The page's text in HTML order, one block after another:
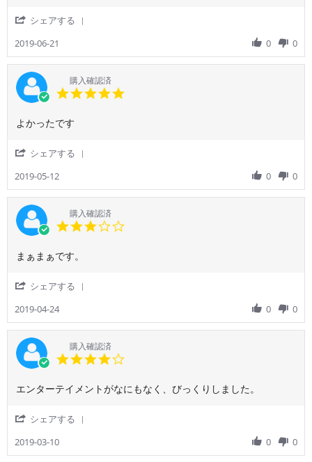
on
21
Jun
2019
載
の
氏
名
の
誤
記
シェアする
by
ご
利
用
者
2019-06-21 0 0
購入確認済
Review
ご
利
者
様
on
12
May
2019
review
よ
か
た
で
す
よかったです
シェアする
by
ご
利
用
者
2019-05-12 0 0
購入確認済
Review
ご
利
者
様
on
24
Apr
2019
review
ト
ラ
ジ
ッ
ト
が
楽。
まぁまぁです。
シェアする
by
ご
利
用
者
on
2019-04-24 0 0
購入確認済
Review
ご
利
者
様
review
キ
ャ
イ
ド
エンターテイメントがなにもなく、びっくりしました。
シェアする
by
2019-03-10 0 0